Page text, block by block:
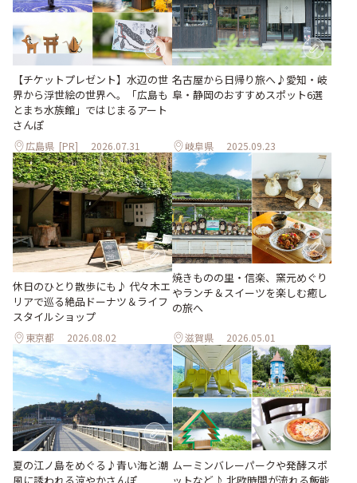
【チケットプレゼント】水辺の世
界から浮世絵の世界へ。「広島も
とまち水族館」ではじまるアート
さんぽ
広島県 [PR] 2026.07.31
名古屋から日帰り旅へ♪愛知・岐
阜・静岡のおすすめスポット6選
岐阜県 2025.09.23
休日のひとり散歩にも♪ 代々木エ
リアで巡る絶品ドーナツ＆ライフ
スタイルショップ
東京都 2026.08.02
焼きものの里・信楽、窯元めぐり
やランチ＆スイーツを楽しむ癒し
の旅へ
滋賀県 2026.05.01
夏の江ノ島をめぐる♪青い海と潮
風に誘われる涼やかさんぽ
ムーミンバレーパークや発酵スポ
ットなど♪ 北欧時間が流れる飯能